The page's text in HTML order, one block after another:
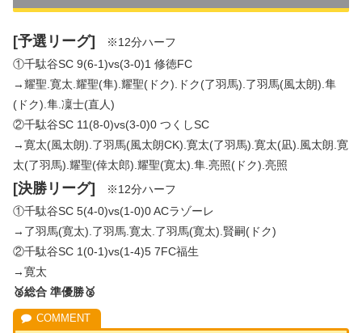
[予選リーグ]
※12分ハーフ
①千駄谷SC 9(6-1)vs(3-0)1 修徳FC
→耀聖.寛太.耀聖(隼).耀聖(ドク).ドク(了羽馬).了羽馬(風太朗).隼
(ドク).隼.凜士(直人)
②千駄谷SC 11(8-0)vs(3-0)0 つくしSC
→寛太(風太朗).了羽馬(風太朗CK).寛太(了羽馬).寛太(凪).風太朗.寛
太(了羽馬).耀聖(倖太郎).耀聖(寛太).隼.亮照(ドク).亮照
[決勝リーグ]
※12分ハーフ
①千駄谷SC 5(4-0)vs(1-0)0 ACラゾーレ
→了羽馬(寛太).了羽馬.寛太.了羽馬(寛太).賢嗣(ドク)
②千駄谷SC 1(0-1)vs(1-4)5 7FC福生
→寛太
🥈総合 準優勝🥈